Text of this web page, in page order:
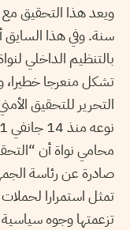
ويعد هذا التحقيق
سنة. وفي هذا السايق
بالتنظيم الداخلي
تشكل منعرجا خطيرا،
التحرير للتحقيق
محامي نواة أن
صادرة عن رئاسة
تمثل استمرارا لحملات
تزعمتها وجوه